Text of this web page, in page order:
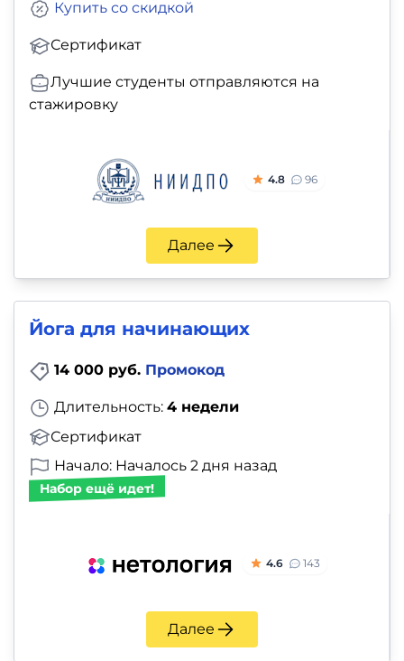
Сертификат
Купить со скидкой
Лучшие студенты отправляются на
стажировку
4.8 96
Далее
Йога для начинающих
14 000 руб. Промокод
Длительность: 4 недели
Сертификат
Начало: Началось 2 дня назад
Набор ещё идет!
4.6 143
Далее
на
профориентацию